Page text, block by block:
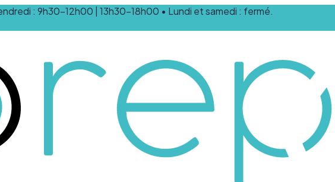
: 9h30-12h00 | 13h30-18h00 • Lundi et samedi : fermé.